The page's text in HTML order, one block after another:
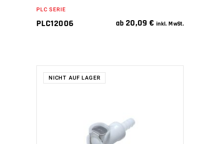
PLC SERIE
PLC12006 ab 20,09€ inkl. MwSt.
NICHT AUF LAGER
WEITERLESEN